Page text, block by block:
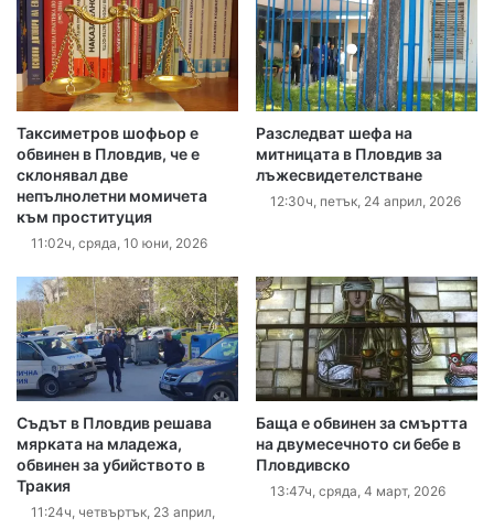
Таксиметров шофьор е
обвинен в Пловдив, че е
склонявал две
непълнолетни момичета
към проституция
11:02ч, сряда, 10 юни, 2026
Разследват шефа на
митницата в Пловдив за
лъжесвидетелстване
12:30ч, петък, 24 април, 2026
Съдът в Пловдив решава
мярката на младежа,
обвинен за убийството в
Тракия
11:24ч, четвъртък, 23 април,
Баща е обвинен за смъртта
на двумесечното си бебе в
Пловдивско
13:47ч, сряда, 4 март, 2026